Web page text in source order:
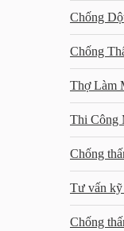
Chống
Chống
Thợ Làm
Thi Công
Chống
Tư vấn kỹ
Chống